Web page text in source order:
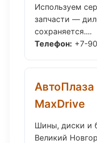
Используем
запчасти —
сохраняется....
Телефон: +7-
MaxDrive
Шины, диски и
Великий